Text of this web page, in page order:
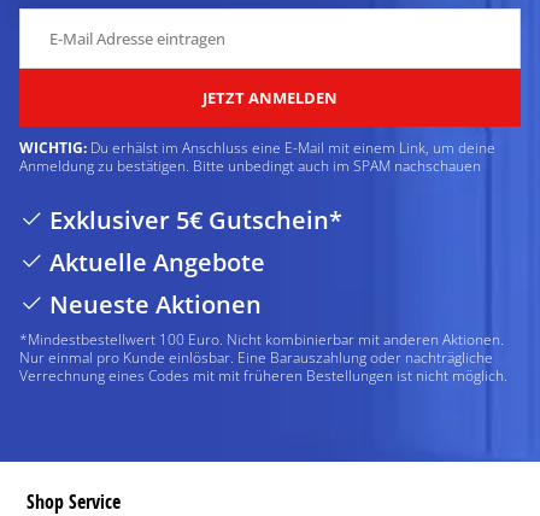
JETZT ANMELDEN
WICHTIG: Du erhälst im Anschluss eine E-Mail mit einem Link, um deine
Anmeldung zu bestätigen. Bitte unbedingt auch im SPAM nachschauen
Exklusiver 5€ Gutschein*
Aktuelle Angebote
Neueste Aktionen
*Mindestbestellwert 100 Euro. Nicht kombinierbar mit anderen Aktionen.
Nur einmal pro Kunde einlösbar. Eine Barauszahlung oder nachträgliche
Verrechnung eines Codes mit mit früheren Bestellungen ist nicht möglich.
Shop Service